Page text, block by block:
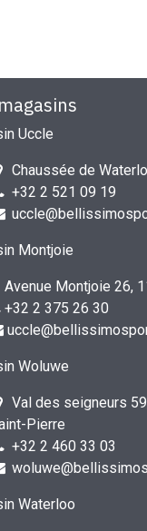
Uccle
Chaussée de
+32 2 521 09 19
Montjoie
Avenue Montjoie 26,
+32 2 375 26 30
Woluwe
Val des seigneurs
Pierre
+32 2 460 33 03
Waterloo